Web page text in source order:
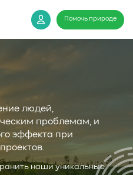
Помочь природе
людей,
проблемам, и
эффекта при
наши уникальные